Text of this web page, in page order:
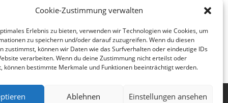
Cookie-Zustimmung verwalten
Erlebnis zu bieten, verwenden wir Technologien wie Cookies, um
zu speichern und/oder darauf zuzugreifen. Wenn du diesen
zustimmst, können wir Daten wie das Surfverhalten oder eindeutige IDs
verarbeiten. Wenn du deine Zustimmung nicht erteilst oder
können bestimmte Merkmale und Funktionen beeinträchtigt werden.
Ablehnen Einstellungen ansehen